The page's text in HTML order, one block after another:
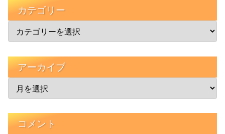
カテゴリー
アーカイブ
コメント